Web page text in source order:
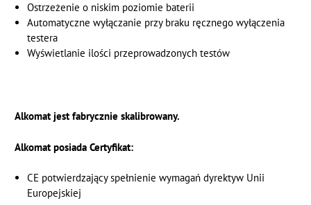
Ostrzeżenie o niskim poziomie baterii
Automatyczne wyłączanie przy braku ręcznego wyłączenia
testera
Wyświetlanie ilości przeprowadzonych testów
Alkomat jest fabrycznie skalibrowany.
Alkomat posiada Certyfikat:
CE potwierdzający spełnienie wymagań dyrektyw Unii
Europejskiej